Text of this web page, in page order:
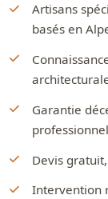
Artisans
basés en
Garantie
Devis
Intervention